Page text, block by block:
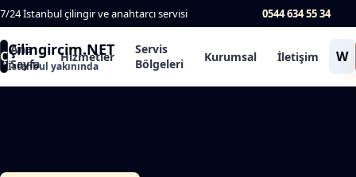
7/24 İstanbul çilingir ve anahtarcı servisi 0544 634 55 34
ÇÇilingircim.NET
İstanbul yakınında
Ana
Sayfa
Hizmetler
Servis
Bölgeleri
Kurumsal İletişim W